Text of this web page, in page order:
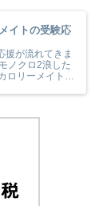
イトの受験応
援が流れてきま
ノクロ2浪した
ロリーメイトの
験応援CMも音